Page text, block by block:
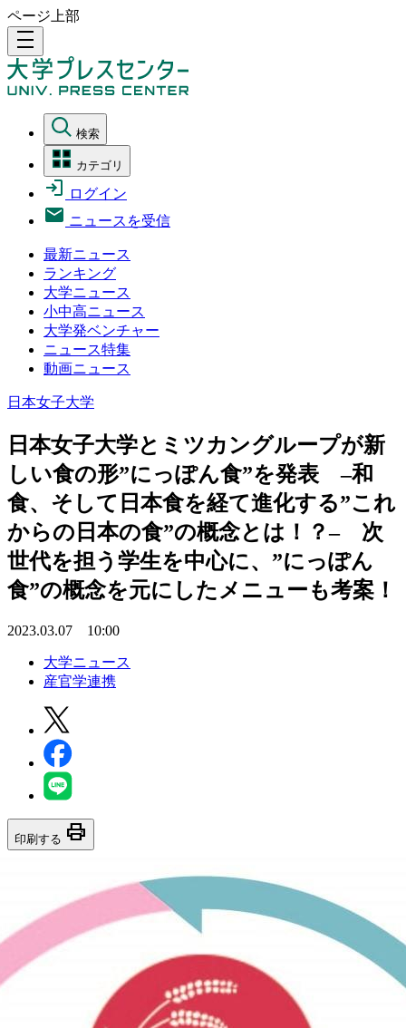
ページ上部
density_medium
検索
カテゴリ
ログイン
ニュースを受信
最新ニュース
ランキング
大学ニュース
小中高ニュース
大学発ベンチャー
ニュース特集
動画ニュース
日本女子大学
日本女子大学とミツカングループが新
しい食の形”にっぽん食”を発表 –和
食、そして日本食を経て進化する”これ
からの日本の食”の概念とは！？– 次
世代を担う学生を中心に、”にっぽん
食”の概念を元にしたメニューも考案！
2023.03.07 10:00
大学ニュース
産官学連携
印刷する print